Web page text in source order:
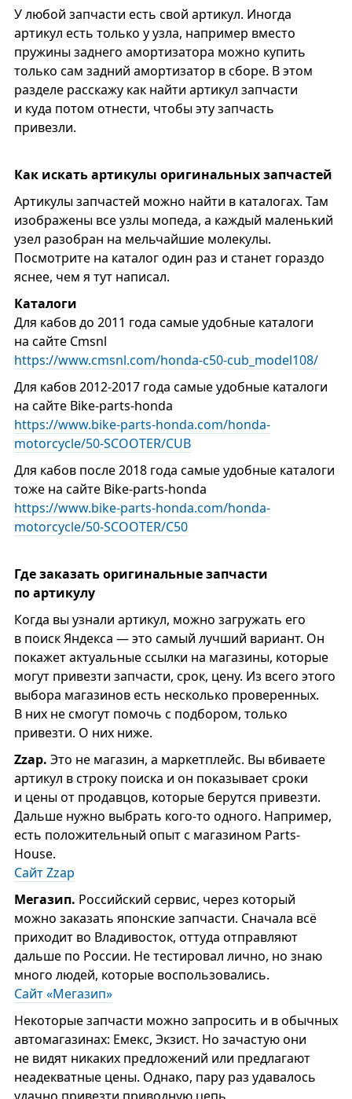
У любой запчасти есть свой артикул. Иногда
артикул есть только у узла, например вместо
пружины заднего амортизатора можно купить
только сам задний амортизатор в сборе. В этом
разделе расскажу как найти артикул запчасти
и куда потом отнести, чтобы эту запчасть
привезли.
Как искать артикулы оригинальных запчастей
Артикулы запчастей можно найти в каталогах. Там
изображены все узлы мопеда, а каждый маленький
узел разобран на мельчайшие молекулы.
Посмотрите на каталог один раз и станет гораздо
яснее, чем я тут написал.
Каталоги
Для кабов до 2011 года самые удобные каталоги
на сайте Cmsnl
https://www.cmsnl.com/honda-c50-cub_model108/
Для кабов 2012-2017 года самые удобные каталоги
на сайте Bike-parts-honda
https://www.bike-parts-honda.com/honda-
motorcycle/50-SCOOTER/CUB
Для кабов после 2018 года самые удобные каталоги
тоже на сайте Bike-parts-honda
https://www.bike-parts-honda.com/honda-
motorcycle/50-SCOOTER/C50
Где заказать оригинальные запчасти
по артикулу
Когда вы узнали артикул, можно загружать его
в поиск Яндекса — это самый лучший вариант. Он
покажет актуальные ссылки на магазины, которые
могут привезти запчасти, срок, цену. Из всего этого
выбора магазинов есть несколько проверенных.
В них не смогут помочь с подбором, только
привезти. О них ниже.
Zzap. Это не магазин, а маркетплейс. Вы вбиваете
артикул в строку поиска и он показывает сроки
и цены от продавцов, которые берутся привезти.
Дальше нужно выбрать кого-то одного. Например,
есть положительный опыт с магазином Parts-
House.
Сайт Zzap
Мегазип. Российский сервис, через который
можно заказать японские запчасти. Сначала всё
приходит во Владивосток, оттуда отправляют
дальше по России. Не тестировал лично, но знаю
много людей, которые воспользовались.
Сайт «Мегазип»
Некоторые запчасти можно запросить и в обычных
автомагазинах: Емекс, Экзист. Но зачастую они
не видят никаких предложений или предлагают
неадекватные цены. Однако, пару раз удавалось